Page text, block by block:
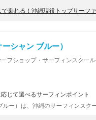
シャン ブルー）
フショップ・サーフィンスクール
じて選べるサーフィンポイント